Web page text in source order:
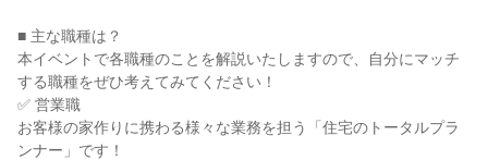
■ 主な職種は？
本イベントで各職種のことを解説いたしますので、自分にマッチ
する職種をぜひ考えてみてください！
✅ 営業職
お客様の家作りに携わる様々な業務を担う「住宅のトータルプラ
ンナー」です！